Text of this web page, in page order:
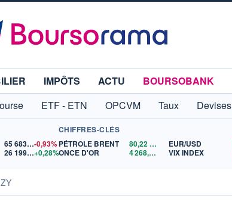
IMPÔTS ACTU
BOURSOBANK
ETF - ETN OPCVM Taux Devises
65 683,26-0,93%
26 199,27+0,28%
CHIFFRES-CLÉS
PÉTROLE BRENT
80,22$US
ONCE D'OR
4 268,77 $US
EUR/USD
VIX INDEX